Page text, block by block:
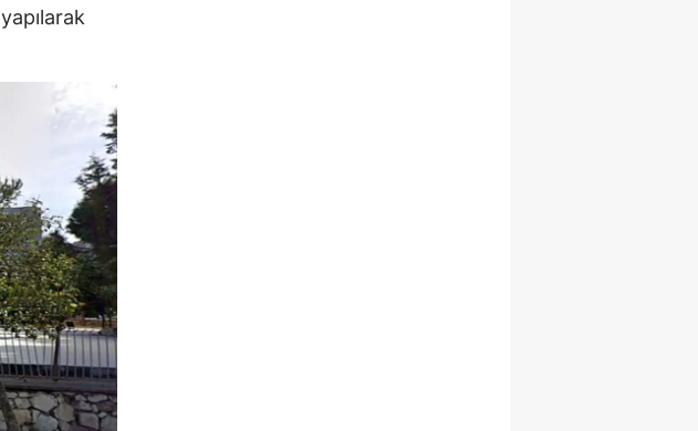
yapılarak